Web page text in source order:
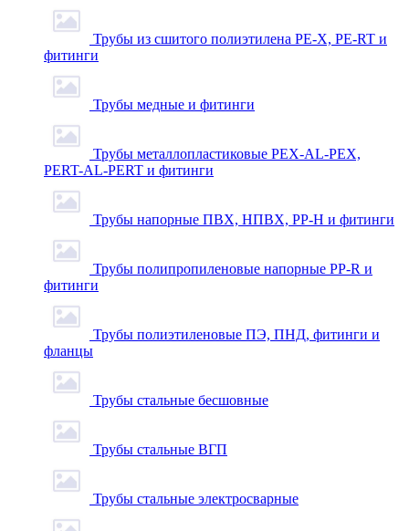
Трубы из сшитого полиэтилена PE-X, PE-RT и
фитинги
Трубы медные и фитинги
Трубы металлопластиковые PEX-AL-PEX,
PERT-AL-PERT и фитинги
Трубы напорные ПВХ, НПВХ, PP-H и фитинги
Трубы полипропиленовые напорные PP-R и
фитинги
Трубы полиэтиленовые ПЭ, ПНД, фитинги и
фланцы
Трубы стальные бесшовные
Трубы стальные ВГП
Трубы стальные электросварные